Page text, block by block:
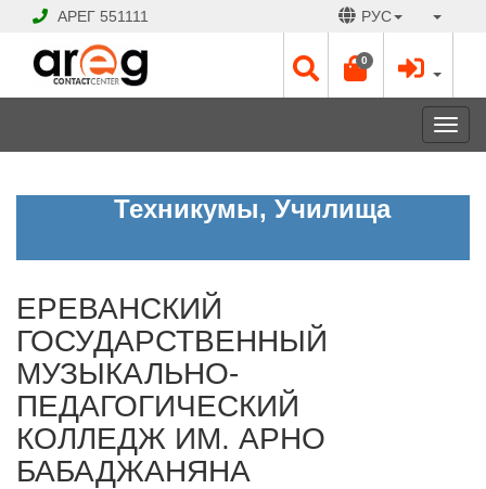
АРЕГ 551111 РУС
0
ЕРЕВАНСКИЙ
ГОСУДАРСТВЕННЫЙ
КОЛЛЕДЖ
БАБАДЖАНЯНА
Рабочие
дни:
-
Техникумы, Училища
ЕРЕВАНСКИЙ
ГОСУДАРСТВЕННЫЙ
МУЗЫКАЛЬНО-
ПЕДАГОГИЧЕСКИЙ
КОЛЛЕДЖ ИМ. АРНО
БАБАДЖАНЯНА